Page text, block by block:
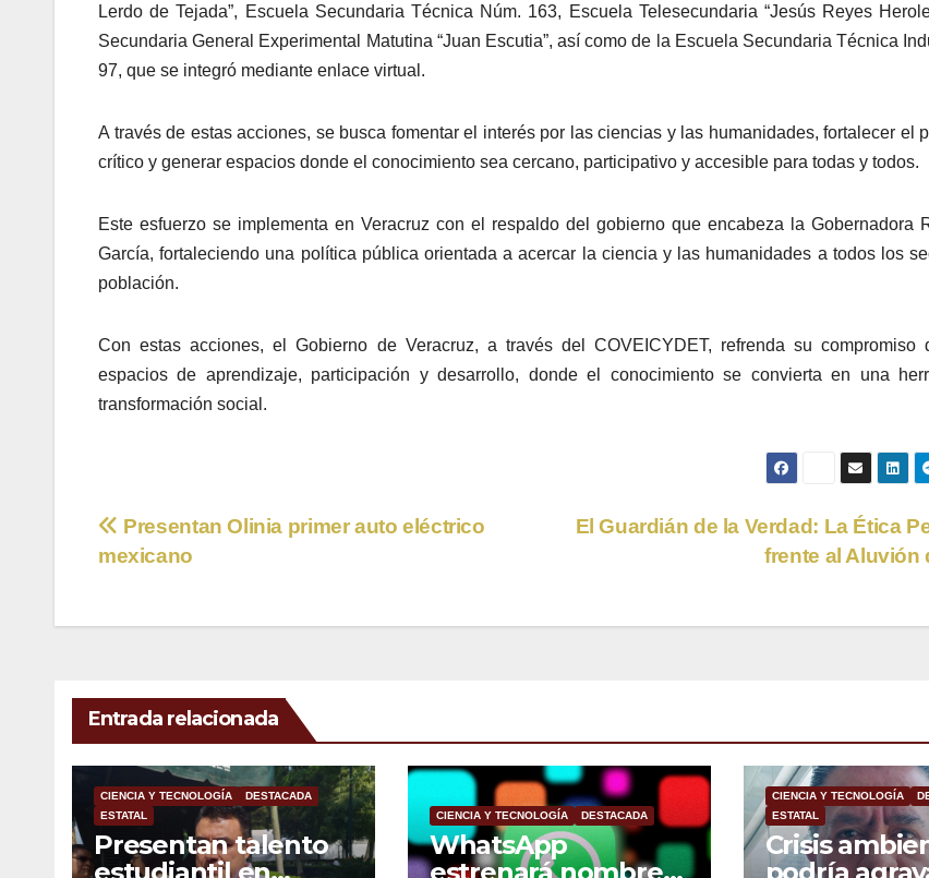
Lerdo de Tejada”, Escuela Secundaria Técnica Núm. 163, Escuela Telesecundaria “Jesús Reyes
Secundaria General Experimental Matutina “Juan Escutia”, así como de la Escuela Secundaria Técnica
97, que se integró mediante enlace virtual.
A través de estas acciones, se busca fomentar el interés por las ciencias y las humanidades, fortalecer el
crítico y generar espacios donde el conocimiento sea cercano, participativo y accesible para todas y todos.
Este esfuerzo se implementa en Veracruz con el respaldo del gobierno que encabeza la Gobernadora
García, fortaleciendo una política pública orientada a acercar la ciencia y las humanidades a todos los
población.
Con estas acciones, el Gobierno de Veracruz, a través del COVEICYDET, refrenda su compromiso
espacios de aprendizaje, participación y desarrollo, donde el conocimiento se convierta en una
transformación social.
Navegación
entradas
El Guardián de la Verdad: La Ética
frente al Aluvión
Presentan Olinia primer auto eléctrico
mexicano
Entrada relacionada
CIENCIA Y TECNOLOGÍA
DESTACADA
ESTATAL
Presentan talento
estudiantil en
CIENCIA Y TECNOLOGÍA DESTACADA
WhatsApp
estrenará nombres
CIENCIA Y TECNOLOGÍA
ESTATAL
Crisis
podría